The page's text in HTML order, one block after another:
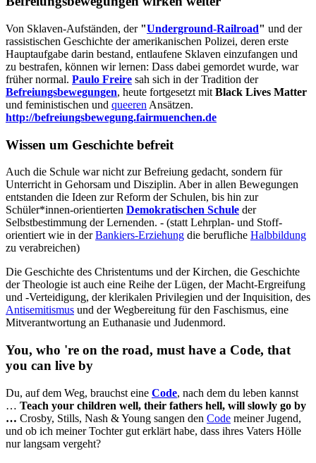
Von Sklaven-Aufständen, der "Underground-Railroad" und der
rassistischen Geschichte der amerikanischen Polizei, deren erste
Hauptaufgabe darin bestand, entlaufene Sklaven einzufangen und
zu bestrafen, können wir lernen: Dass dabei gemordet wurde, war
früher normal. Paulo Freire sah sich in der Tradition der
Befreiungsbewegungen, heute fortgesetzt mit Black Lives Matter
und feministischen und queeren Ansätzen.
http://befreiungsbewegung.fairmuenchen.de
Wissen um Geschichte befreit
Auch die Schule war nicht zur Befreiung gedacht, sondern für
Unterricht in Gehorsam und Disziplin. Aber in allen Bewegungen
entstanden die Ideen zur Reform der Schulen, bis hin zur
Schüler*innen-orientierten Demokratischen Schule der
Selbstbestimmung der Lernenden. - (statt Lehrplan- und Stoff-
orientiert wie in derBankiers-Erziehung die berufliche Halbbildung
zu verabreichen)
Die Geschichte des Christentums und der Kirchen, die Geschichte
der Theologie ist auch eine Reihe der Lügen, der Macht-Ergreifung
und -Verteidigung, der klerikalen Privilegien und der Inquisition, des
Antisemitismus und der Wegbereitung für den Faschismus, eine
Mitverantwortung an Euthanasie und Judenmord.
You, who 're on the road, must have a Code, that
you can live by
Du, auf dem Weg, brauchst eine Code, nach dem du leben kannst
… Teach your children well, their fathers hell, will slowly go by
… Crosby, Stills, Nash & Young sangen den Code meiner Jugend,
und ob ich meiner Tochter gut erklärt habe, dass ihres Vaters Hölle
nur langsam vergeht?